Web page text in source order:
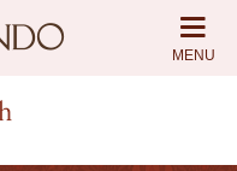
MENU